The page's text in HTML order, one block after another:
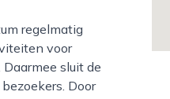
voor
sluit de
Door